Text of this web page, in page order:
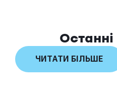
ЧИТАТИ БІЛЬШЕ